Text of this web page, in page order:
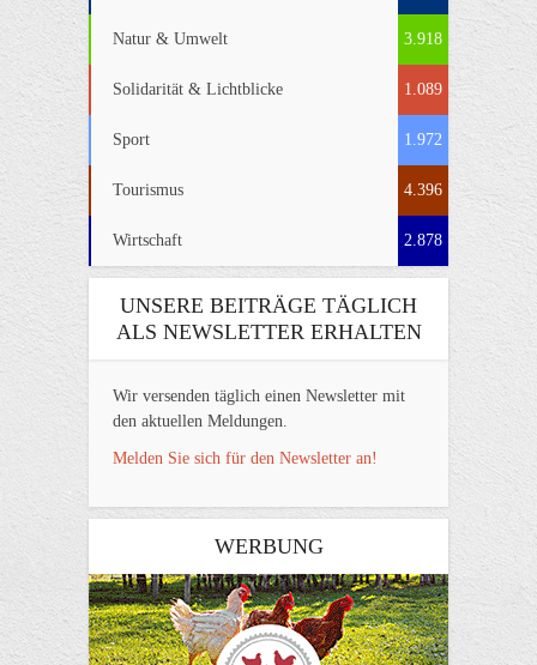
Natur & Umwelt 3.918
Solidarität & Lichtblicke 1.089
Sport 1.972
Tourismus 4.396
Wirtschaft 2.878
UNSERE BEITRÄGE TÄGLICH
ALS NEWSLETTER ERHALTEN
Wir versenden täglich einen Newsletter mit
den aktuellen Meldungen.
Melden Sie sich für den Newsletter an!
WERBUNG